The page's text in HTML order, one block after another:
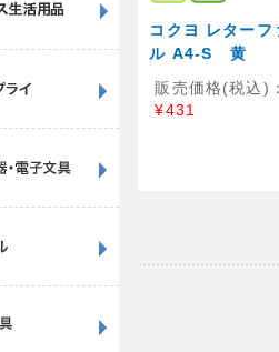
コクヨ レターフ
ル A4-S 黄
販売価格(税込)：
¥431